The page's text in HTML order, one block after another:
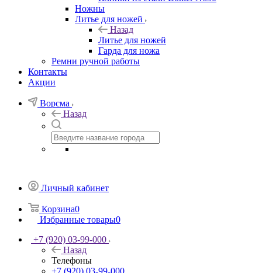
Ножны
Литье для ножей
Назад
Литье для ножей
Гарда для ножа
Ремни ручной работы
Контакты
Акции
Ворсма
Назад
Личный кабинет
Корзина0
Избранные товары0
+7 (920) 03-99-000
Назад
Телефоны
+7 (920) 03-99-000